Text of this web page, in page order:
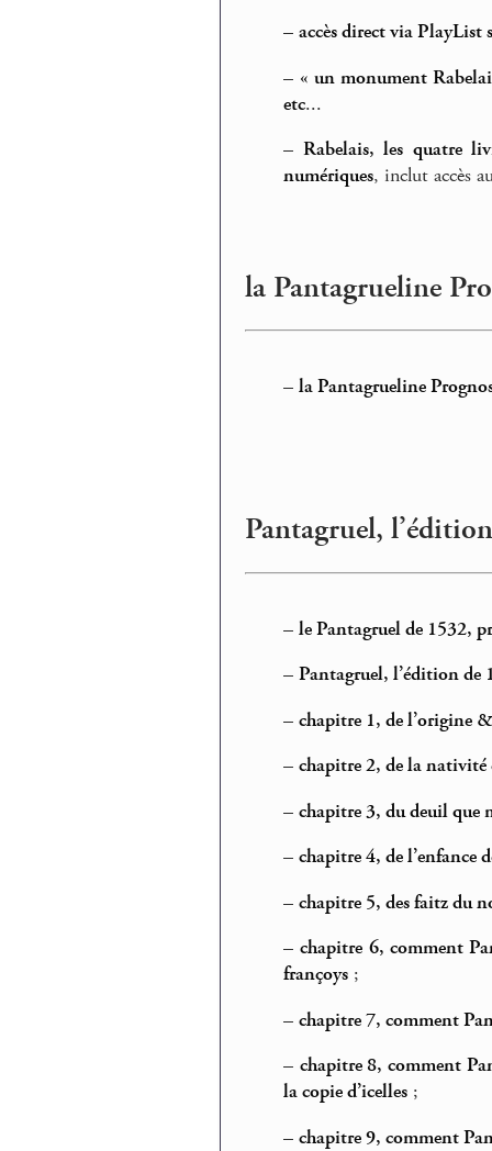
– accès direct via PlayList
– « un monument
etc...
– Rabelais, les quatre
numériques, inclut accès
la Pantagrueline
– la Pantagrueline
Pantagruel,
– le Pantagruel de 1532,
– Pantagruel, l’édition de
– chapitre 1, de l’origine
– chapitre 2, de la nativité
– chapitre 3, du deuil que
– chapitre 4, de l’enfance
– chapitre 5, des faitz du
– chapitre 6, comment
françoys ;
– chapitre 7, comment
– chapitre 8, comment
la copie d’icelles ;
– chapitre 9, comment